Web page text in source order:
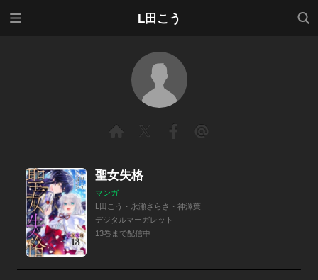
L田こう
検索
聖女失格
マンガ
L田こう・永瀬さらさ・神澤葉
デジタルマーガレット
13巻まで配信中